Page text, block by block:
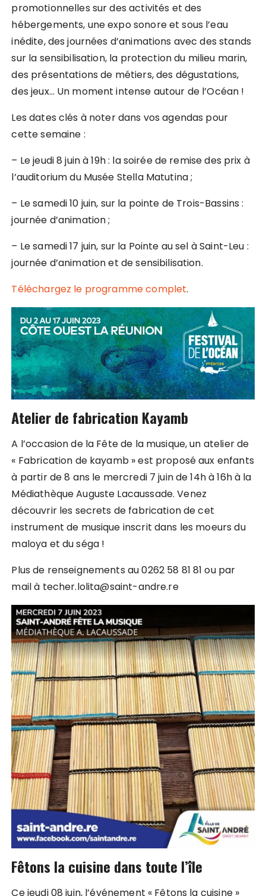
promotionnelles sur des activités et des
hébergements, une expo sonore et sous l’eau
inédite, des journées d’animations avec des stands
sur la sensibilisation, la protection du milieu marin,
des présentations de métiers, des dégustations,
des jeux… Un moment intense autour de l’Océan !
Les dates clés à noter dans vos agendas pour
cette semaine :
– Le jeudi 8 juin à 19h : la soirée de remise des prix à
l’auditorium du Musée Stella Matutina ;
– Le samedi 10 juin, sur la pointe de Trois-Bassins :
journée d’animation ;
– Le samedi 17 juin, sur la Pointe au sel à Saint-Leu :
journée d’animation et de sensibilisation.
Téléchargez le programme complet.
Atelier de fabrication Kayamb
A l’occasion de la Fête de la musique, un atelier de
« Fabrication de kayamb » est proposé aux enfants
à partir de 8 ans le mercredi 7 juin de 14h à 16h à la
Médiathèque Auguste Lacaussade. Venez
découvrir les secrets de fabrication de cet
instrument de musique inscrit dans les moeurs du
maloya et du séga !
Plus de renseignements au 0262 58 81 81 ou par
mail à techer.lolita@saint-andre.re
Fêtons la cuisine dans toute l’île
Ce jeudi 08 juin, l’événement « Fêtons la cuisine »